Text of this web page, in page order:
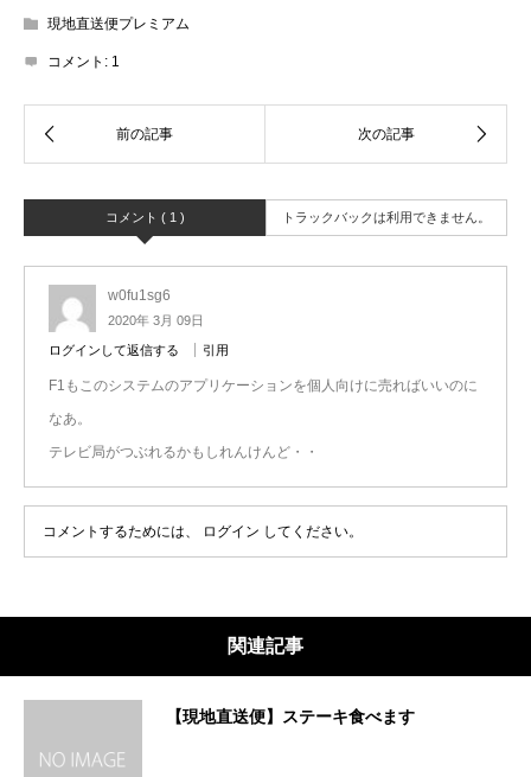
現地直送便プレミアム
コメント: 1
コメント ( 1 ) トラックバックは利用できません。
w0fu1sg6
2020年 3月 09日
ログインして返信する 引用
F1もこのシステムのアプリケーションを個人向けに売ればいいのに
なあ。
テレビ局がつぶれるかもしれんけんど・・
コメントするためには、 ログイン してください。
関連記事
【現地直送便】ステーキ食べます